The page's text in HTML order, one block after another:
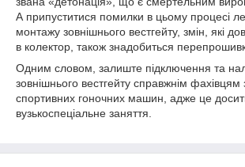
А припуститися помилки в цьому процесі
монтажу зовнішнього вестгейту, змін, які
в колектор, також знадобиться
Одним словом, залиште підключення та
зовнішнього вестгейту справжнім фахівцям
спортивних гоночних машин, адже це
вузькоспеціальне заняття.